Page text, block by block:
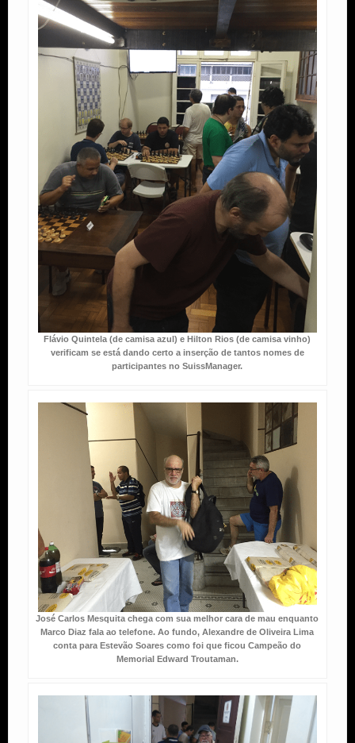
Flávio Quintela (de camisa azul) e Hilton Rios (de camisa vinho)
verificam se está dando certo a inserção de tantos nomes de
participantes no SuissManager.
José Carlos Mesquita chega com sua melhor cara de mau enquanto
Marco Diaz fala ao telefone. Ao fundo, Alexandre de Oliveira Lima
conta para Estevão Soares como foi que ficou Campeão do
Memorial Edward Troutaman.